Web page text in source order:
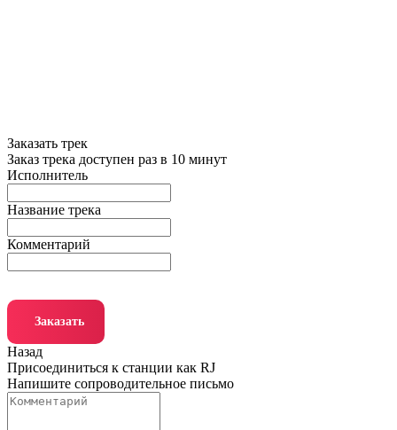
Заказать трек
Заказ трека доступен раз в 10 минут
Исполнитель
Название трека
Комментарий
Заказать
Назад
Присоединиться к станции как RJ
Напишите сопроводительное письмо